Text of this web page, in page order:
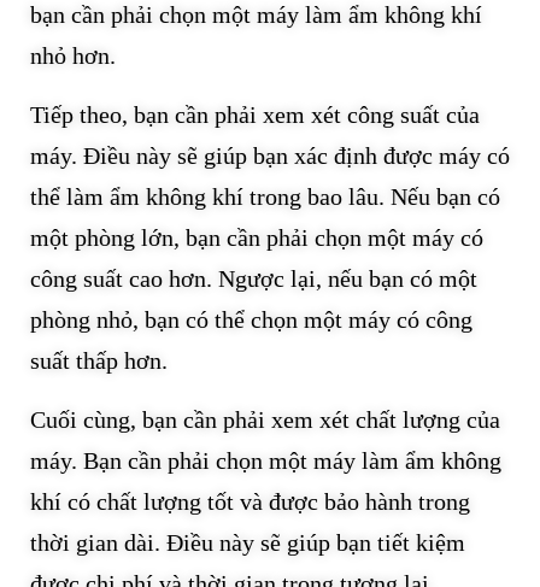
bạn cần phải chọn một máy làm ẩm không khí
nhỏ hơn.
Tiếp theo, bạn cần phải xem xét công suất của
máy. Điều này sẽ giúp bạn xác định được máy có
thể làm ẩm không khí trong bao lâu. Nếu bạn có
một phòng lớn, bạn cần phải chọn một máy có
công suất cao hơn. Ngược lại, nếu bạn có một
phòng nhỏ, bạn có thể chọn một máy có công
suất thấp hơn.
Cuối cùng, bạn cần phải xem xét chất lượng của
máy. Bạn cần phải chọn một máy làm ẩm không
khí có chất lượng tốt và được bảo hành trong
thời gian dài. Điều này sẽ giúp bạn tiết kiệm